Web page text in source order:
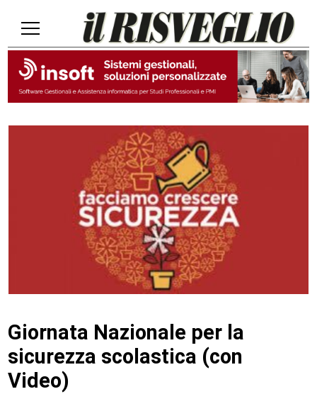
Giornata Nazionale per la
sicurezza scolastica (con
Video)